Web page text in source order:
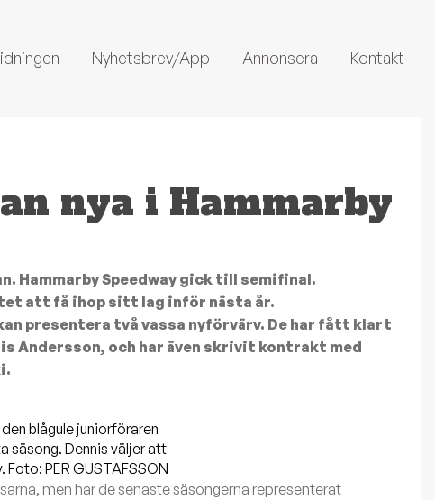
Nyhetsbrev/App Annonsera Kontakt
nya i Hammarby
Hammarby Speedway gick till semifinal.
att få ihop sitt lag inför nästa år.
presentera två vassa nyförvärv. De har fått klart
Andersson, och har även skrivit kontrakt med
blågule juniorföraren
säsong. Dennis väljer att
PER GUSTAFSSON
men har de senaste säsongerna representerat